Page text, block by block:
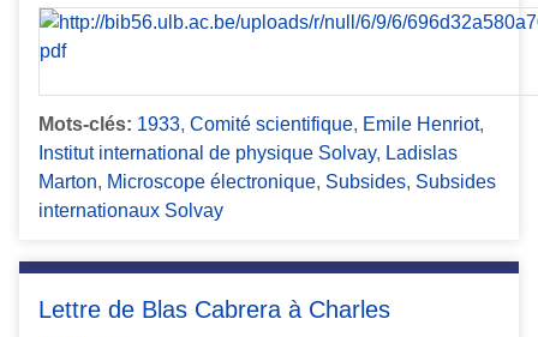
Mots-clés: 1933, Comité scientifique, Emile Henriot,
Institut international de physique Solvay, Ladislas
Marton, Microscope électronique, Subsides, Subsides
internationaux Solvay
Lettre de Blas Cabrera à Charles